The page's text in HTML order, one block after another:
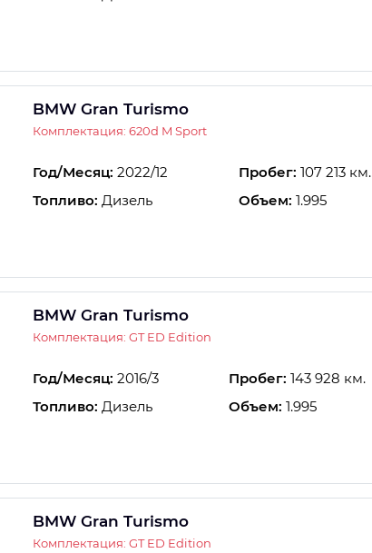
BMW Gran Turismo
Комплектация: 620d M Sport
Год/Месяц: 2022/12 Пробег: 107 213 км.
Топливо: Дизель Объем: 1.995
BMW Gran Turismo
Комплектация: GT ED Edition
Год/Месяц: 2016/3 Пробег: 143 928 км.
Топливо: Дизель Объем: 1.995
BMW Gran Turismo
Комплектация: GT ED Edition